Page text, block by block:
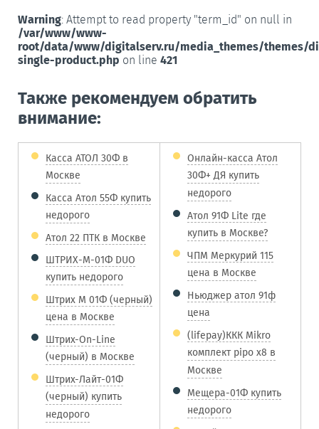
Warning: Attempt to read property "term_id" on null in
/var/www/www-
root/data/www/digitalserv.ru/media_themes/themes/
single-product.php on line 421
Также рекомендуем обратить
внимание:
Касса АТОЛ 30Ф в
Москве
Касса Атол 55Ф купить
недорого
Атол 22 ПТК в Москве
ШТРИХ-М-01Ф DUO
купить недорого
Штрих М 01Ф (черный)
цена в Москве
Штрих-On-Line
(черный) в Москве
Штрих-Лайт-01Ф
(черный) купить
недорого
Онлайн-касса Атол
30Ф+ ДЯ купить
недорого
Атол 91Ф Lite где
купить в Москве?
ЧПМ Меркурий 115
цена в Москве
Ньюджер атол 91ф
цена
(lifepay)ККК Mikro
комплект pipo x8 в
Москве
Мещера-01Ф купить
недорого